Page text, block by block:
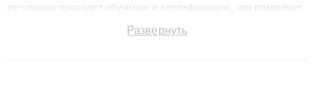
регулярно проходит обучение и сертификацию, что позволяет
технику с сохранением гарантии до 3 лет. Наши мастера
Развернуть